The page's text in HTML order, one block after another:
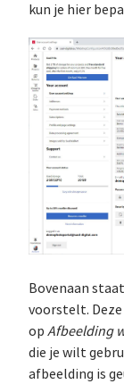
kun je hier
Bovenaan
voorstelt.
op Afbeelding
die je wilt
afbeelding is